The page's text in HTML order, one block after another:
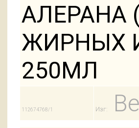
АЛЕРАНА
ЖИРНЫХ
250МЛ
112674768/1 Изг: